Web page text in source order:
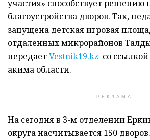
участия» способствует решению
благоустройства дворов. Так,
запущена детская игровая
отдаленных микрорайонов
передаетVestnik19.kz со
акима области.
РЕКЛАМА
На сегодня в 3-м отделении
округа насчитывается 150